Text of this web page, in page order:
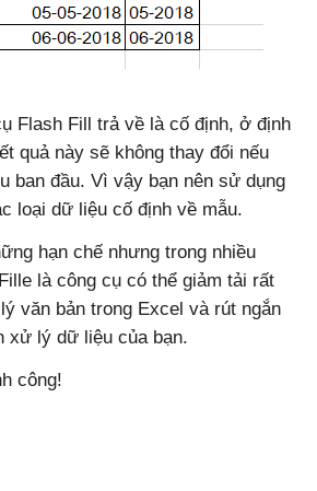
Flash Fill trả về là cố định, ở định
quả này sẽ không thay đổi nếu
ban đầu. Vì vậy bạn nên sử dụng
loại dữ liệu cố định về mẫu.
hạn chế nhưng trong nhiều
là công cụ có thể giảm tải rất
văn bản trong Excel và rút ngắn
xử lý dữ liệu của bạn.
công!